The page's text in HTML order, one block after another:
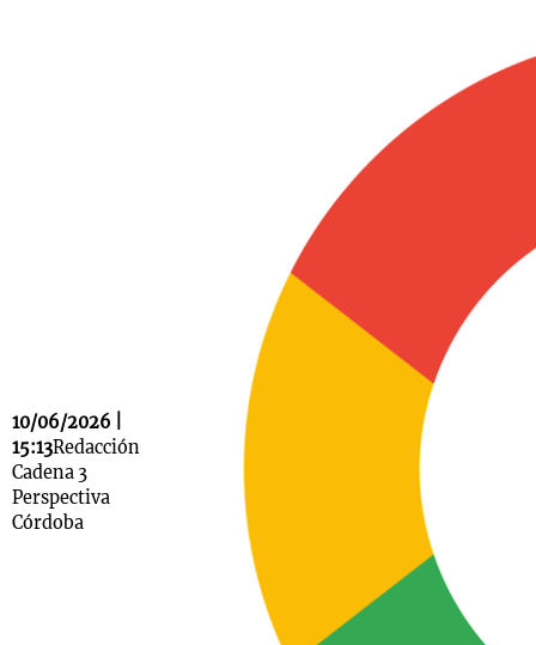
10/06/2026 |
15:13Redacción
Cadena 3
Perspectiva
Córdoba
Mundial 2026
La Sole en
Cadena 3